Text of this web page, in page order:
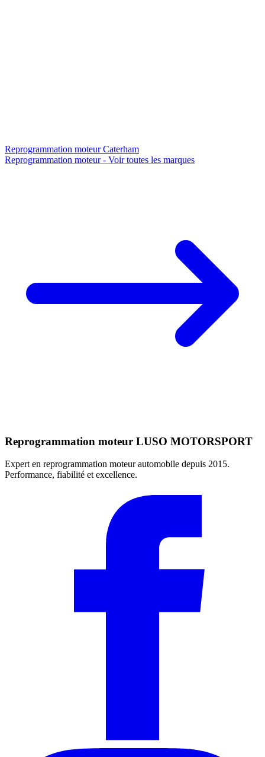
Reprogrammation moteurCaterham
Reprogrammation moteur - Voir toutes les marques
Reprogrammation moteur LUSO MOTORSPORT
Expert en reprogrammation moteur automobile depuis 2015.
Performance, fiabilité et excellence.